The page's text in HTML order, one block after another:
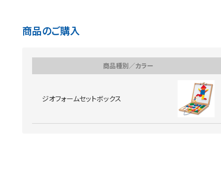
商品のご購入
商品種別／カラー
ジオフォームセットボックス